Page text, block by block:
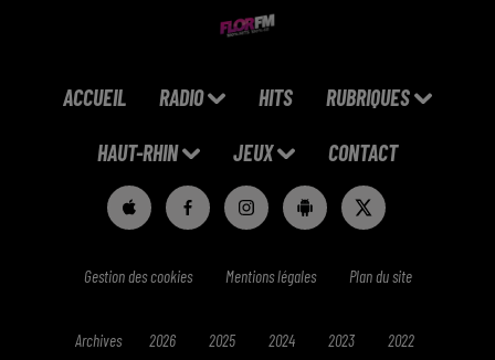
ACCUEIL RADIO HITS RUBRIQUES
HAUT-RHIN JEUX CONTACT
Gestion des cookies Mentions légales Plan du site
Archives 2026 2025 2024 2023 2022